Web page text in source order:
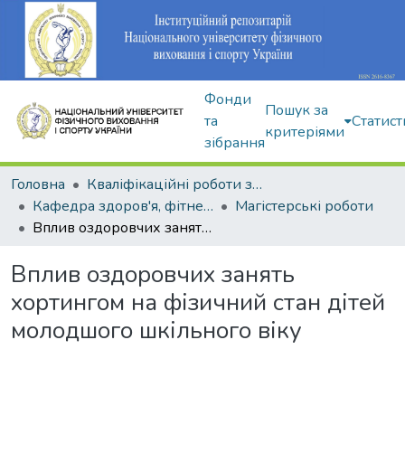
Фонди
та
зібрання
Пошук за
критеріями
Головна
Кваліфікаційні роботи здобувачів вищої освіти
Кафедра здоров'я, фітнесу та рекреації
Магістерські роботи
Вплив оздоровчих занять хортингом на фізичний стан дітей молодшого шкільного віку
Вплив оздоровчих занять
хортингом на фізичний стан дітей
молодшого шкільного віку